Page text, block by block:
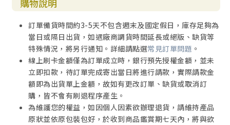
購物說明
訂單備貨時間約3-5天不包含週末及國定假日，庫存足夠為
當日或隔日出貨，如遇廠商調貨時間延長或絕版、缺貨等
特殊情況，將另行通知。詳細請點選常見訂單問題 。
線上刷卡金額僅為訂單成立時，銀行預先授權金額，並未
立即扣款，待訂單完成寄出當日將進行請款，實際請款金
額即為出貨單上金額，故如有更改訂單、缺貨或取消訂
購，皆不會有刷退程序產生。
為維護您的權益，如因個人因素欲辦理退貨，請維持產品
原狀並依原包裝包好，於收到商品鑑賞期七天內，將與欲